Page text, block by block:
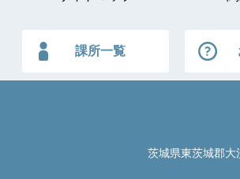
課所一覧
茨城県東茨城郡